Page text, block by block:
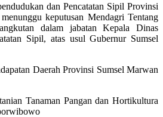
dan Pencatatan Sipil Provinsi
keputusan Mendagri Tentang
dalam jabatan Kepala Dinas
Sipil, atas usul Gubernur Sumsel
Daerah Provinsi Sumsel Marwan
Tanaman Pangan dan Hortikultura